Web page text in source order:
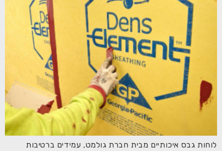
לוחות גבס איכותיים מבית חברת גולמט, עמידים ברטיבות